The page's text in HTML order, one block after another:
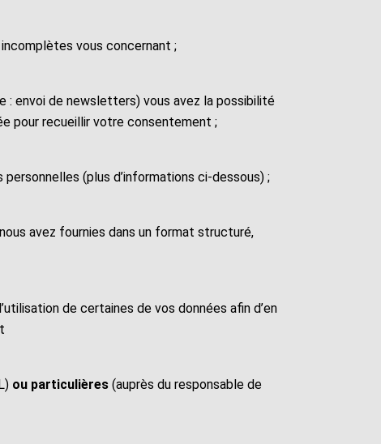
vous concernant ;
envoi de newsletters) vous avez la possibilité
pour recueillir votre consentement ;
(plus d’informations ci-dessous) ;
avez fournies dans un format structuré,
de certaines de vos données afin d’en
ou particulières (auprès du responsable de